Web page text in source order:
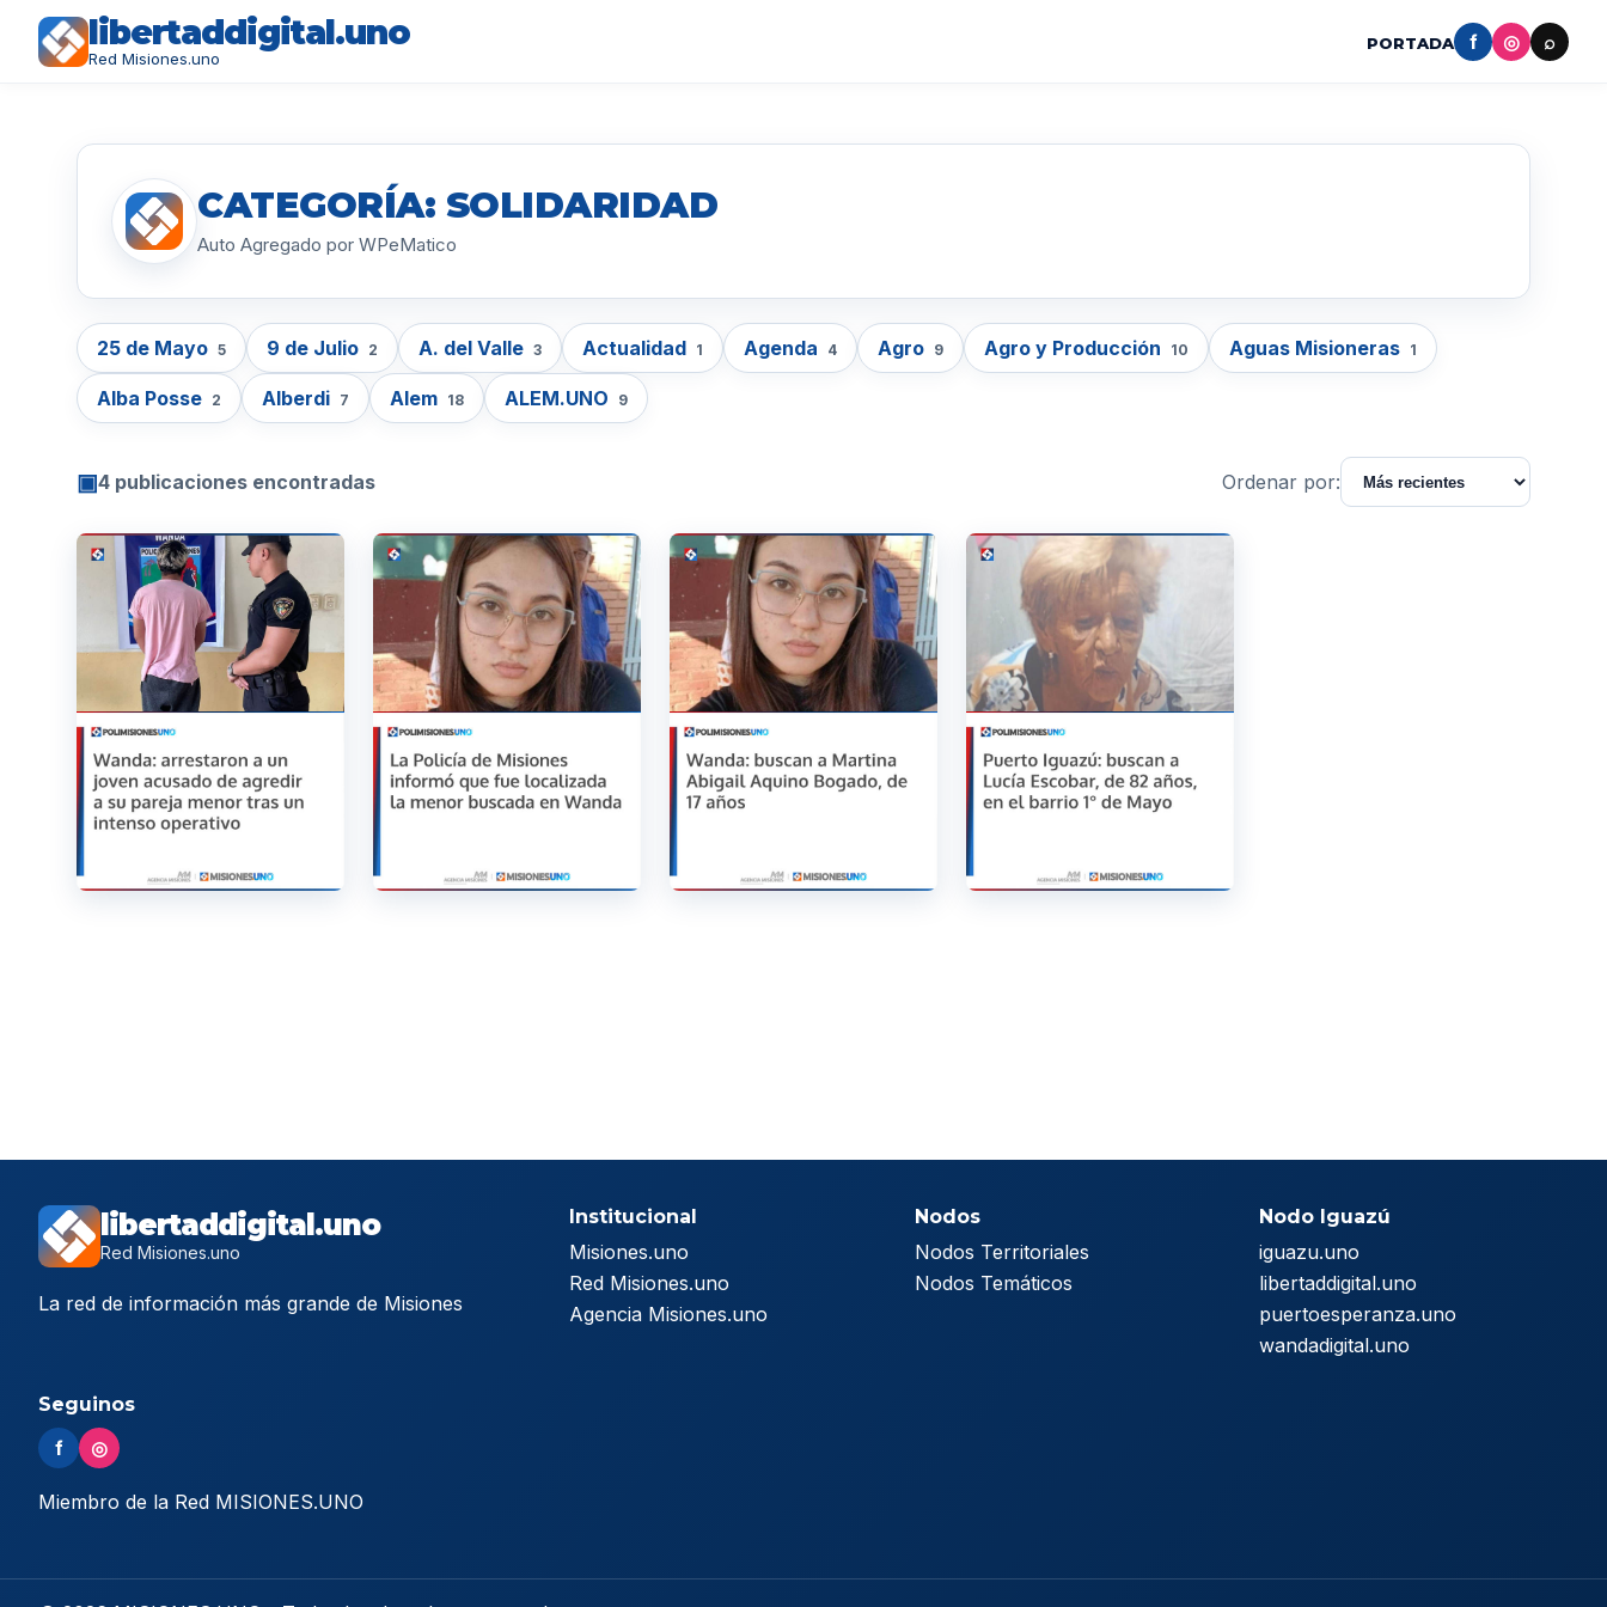
libertaddigital.uno
Red Misiones.uno
PORTADA f ◎ ⌕
CATEGORÍA: SOLIDARIDAD
Auto Agregado por WPeMatico
25 de Mayo 5 9 de Julio 2 A. del Valle 3 Actualidad 1 Agenda 4 Agro 9 Agro y Producción 10 Aguas Misioneras 1
Alba Posse 2 Alberdi 7 Alem 18 ALEM.UNO 9
▣4 publicaciones encontradas Ordenar por:
libertaddigital.uno
Red Misiones.uno
La red de información más grande de Misiones
Institucional
Misiones.uno
Red Misiones.uno
Agencia Misiones.uno
Nodos
Nodos Territoriales
Nodos Temáticos
Nodo Iguazú
iguazu.uno
libertaddigital.uno
puertoesperanza.uno
wandadigital.uno
Seguinos
f ◎
Miembro de la Red MISIONES.UNO